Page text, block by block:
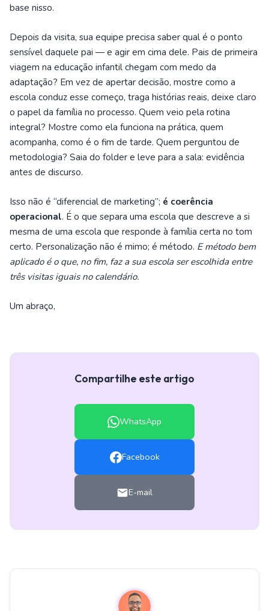
base nisso.
Depois da visita, sua equipe precisa saber qual é o ponto
sensível daquele pai — e agir em cima dele. Pais de primeira
viagem na educação infantil chegam com medo da
adaptação? Em vez de apertar decisão, mostre como a
escola conduz esse começo, traga histórias reais, deixe claro
o papel da família no processo. Quem veio pela rotina
integral? Mostre como ela funciona na prática, quem
acompanha, como é o fim de tarde. Quem perguntou de
metodologia? Saia do folder e leve para a sala: evidência
antes de discurso.
Isso não é “diferencial de marketing”; é coerência
operacional. É o que separa uma escola que descreve a si
mesma de uma escola que responde à família certa no tom
certo. Personalização não é mimo; é método. E método bem
aplicado é o que, no fim, faz a sua escola ser escolhida entre
três visitas iguais no calendário.
Um abraço,
Compartilhe este artigo
WhatsApp
Facebook
E-mail